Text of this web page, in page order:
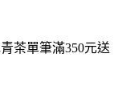
茶單筆滿350元送